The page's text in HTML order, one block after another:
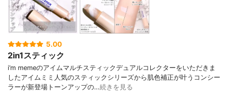
5.00
2in1スティック
i’m memeのアイムマルチスティックデュアルコレクターをいただきま
したアイムミミ人気のスティックシリーズから肌色補正が叶うコンシー
ラーが新登場トーンアップの…続きを見る